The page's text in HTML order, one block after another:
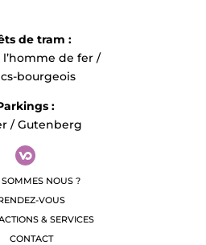
de tram :
l’homme de fer /
bourgeois
:
/ Gutenberg
NOUS ?
VOUS
& SERVICES
CONTACT